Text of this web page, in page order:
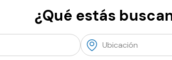
¿Qué estás